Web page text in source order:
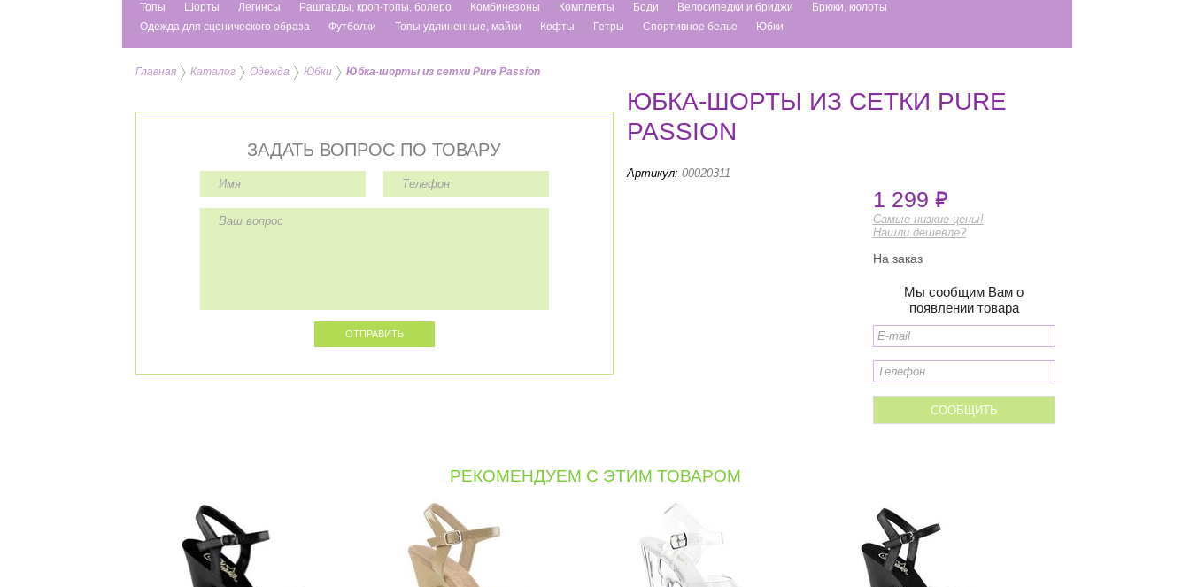
Топы Шорты Легинсы Рашгарды, кроп-топы, болеро Комбинезоны Комплекты Боди Велосипедки и бриджи
Брюки, кюлоты
Одежда для сценического образа
Футболки Топы удлиненные, майки Кофты Гетры Спортивное белье Юбки
Главная Каталог Одежда Юбки Юбка-шорты из сетки Pure Passion
ЗАДАТЬ ВОПРОС ПО ТОВАРУ
ЮБКА-ШОРТЫ ИЗ СЕТКИ PURE
PASSION
Артикул: 00020311
1 299
Самые низкие цены!
Нашли дешевле?
На заказ
Мы сообщим Вам о
появлении товара
РЕКОМЕНДУЕМ С ЭТИМ ТОВАРОМ